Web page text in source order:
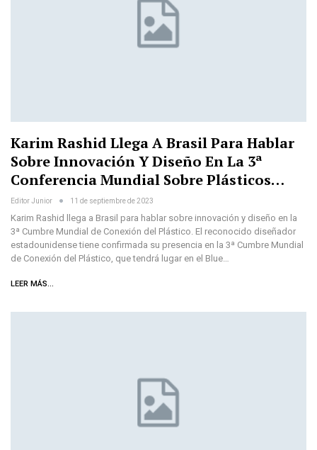
Karim Rashid Llega A Brasil Para Hablar
Sobre Innovación Y Diseño En La 3ª
Conferencia Mundial Sobre Plásticos…
Editor Junior 11 de septiembre de 2023
Karim Rashid llega a Brasil para hablar sobre innovación y diseño en la
3ª Cumbre Mundial de Conexión del Plástico. El reconocido diseñador
estadounidense tiene confirmada su presencia en la 3ª Cumbre Mundial
de Conexión del Plástico, que tendrá lugar en el Blue…
LEER MÁS...